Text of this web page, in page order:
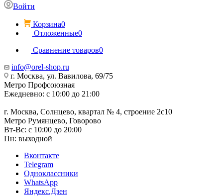
Войти
Корзина0
Отложенные0
Сравнение товаров0
info@orel-shop.ru
г. Москва, ул. Вавилова, 69/75
Метро Профсоюзная
Ежедневно: с 10:00 до 21:00
г. Москва, Солнцево, квартал № 4, строение 2с10
Метро Румянцево, Говорово
Вт-Вс: с 10:00 до 20:00
Пн: выходной
Вконтакте
Telegram
Одноклассники
WhatsApp
Яндекс.Дзен